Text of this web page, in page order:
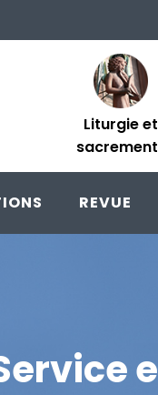
Liturgie et
REVUE